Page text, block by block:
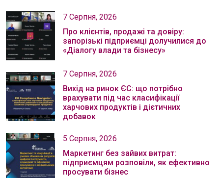
7 Серпня, 2026
Про клієнтів, продажі та довіру:
запорізькі підприємці долучилися до
«Діалогу влади та бізнесу»
7 Серпня, 2026
Вихід на ринок ЄС: що потрібно
врахувати під час класифікації
харчових продуктів і дієтичних
добавок
5 Серпня, 2026
Маркетинг без зайвих витрат:
підприємцям розповіли, як ефективно
просувати бізнес